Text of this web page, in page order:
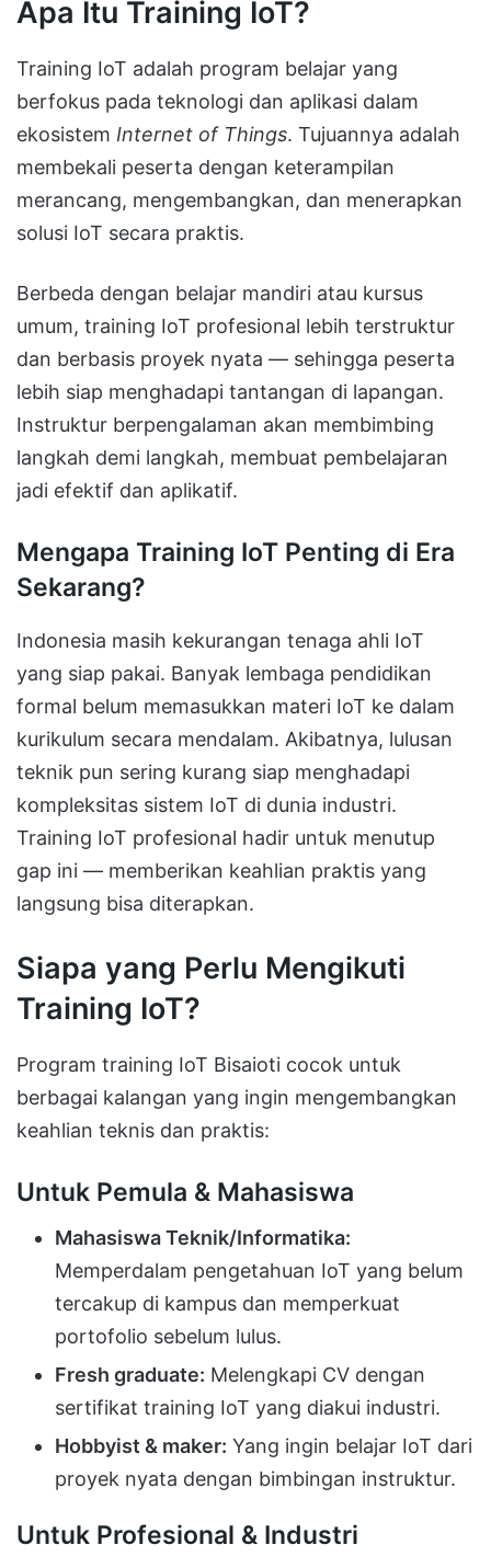
Apa Itu Training IoT?
Training IoT adalah program belajar yang
berfokus pada teknologi dan aplikasi dalam
ekosistem Internet of Things. Tujuannya adalah
membekali peserta dengan keterampilan
merancang, mengembangkan, dan menerapkan
solusi IoT secara praktis.
Berbeda dengan belajar mandiri atau kursus
umum, training IoT profesional lebih terstruktur
dan berbasis proyek nyata — sehingga peserta
lebih siap menghadapi tantangan di lapangan.
Instruktur berpengalaman akan membimbing
langkah demi langkah, membuat pembelajaran
jadi efektif dan aplikatif.
Mengapa Training IoT Penting di Era
Sekarang?
Indonesia masih kekurangan tenaga ahli IoT
yang siap pakai. Banyak lembaga pendidikan
formal belum memasukkan materi IoT ke dalam
kurikulum secara mendalam. Akibatnya, lulusan
teknik pun sering kurang siap menghadapi
kompleksitas sistem IoT di dunia industri.
Training IoT profesional hadir untuk menutup
gap ini — memberikan keahlian praktis yang
langsung bisa diterapkan.
Siapa yang Perlu Mengikuti
Training IoT?
Program training IoT Bisaioti cocok untuk
berbagai kalangan yang ingin mengembangkan
keahlian teknis dan praktis:
Untuk Pemula & Mahasiswa
Mahasiswa Teknik/Informatika:
Memperdalam pengetahuan IoT yang belum
tercakup di kampus dan memperkuat
portofolio sebelum lulus.
Fresh graduate: Melengkapi CV dengan
sertifikat training IoT yang diakui industri.
Hobbyist & maker: Yang ingin belajar IoT dari
proyek nyata dengan bimbingan instruktur.
Untuk Profesional & Industri